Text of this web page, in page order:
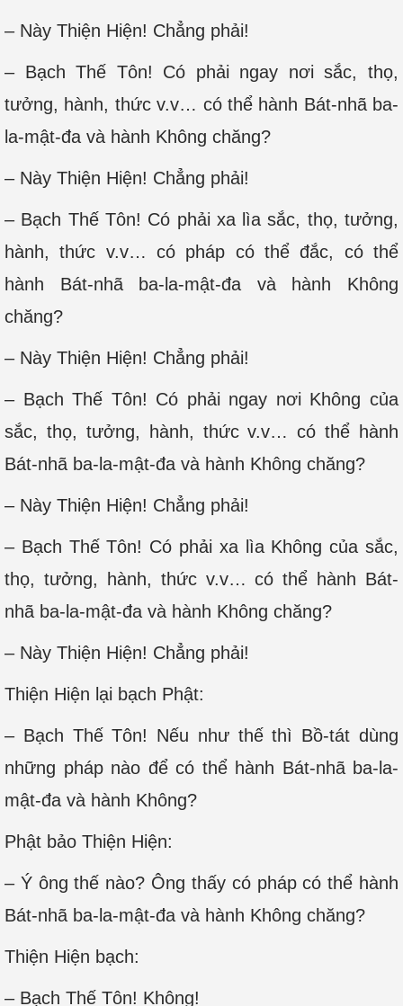
– Này Thiện Hiện! Chẳng phải!
– Bạch Thế Tôn! Có phải ngay nơi sắc, thọ,
tưởng, hành, thức v.v… có thể hành Bát-nhã ba-
la-mật-đa và hành Không chăng?
– Này Thiện Hiện! Chẳng phải!
– Bạch Thế Tôn! Có phải xa lìa sắc, thọ, tưởng,
hành, thức v.v… có pháp có thể đắc, có thể
hành Bát-nhã ba-la-mật-đa và hành Không
chăng?
– Này Thiện Hiện! Chẳng phải!
– Bạch Thế Tôn! Có phải ngay nơi Không của
sắc, thọ, tưởng, hành, thức v.v… có thể hành
Bát-nhã ba-la-mật-đa và hành Không chăng?
– Này Thiện Hiện! Chẳng phải!
– Bạch Thế Tôn! Có phải xa lìa Không của sắc,
thọ, tưởng, hành, thức v.v… có thể hành Bát-
nhã ba-la-mật-đa và hành Không chăng?
– Này Thiện Hiện! Chẳng phải!
Thiện Hiện lại bạch Phật:
– Bạch Thế Tôn! Nếu như thế thì Bồ-tát dùng
những pháp nào để có thể hành Bát-nhã ba-la-
mật-đa và hành Không?
Phật bảo Thiện Hiện:
– Ý ông thế nào? Ông thấy có pháp có thể hành
Bát-nhã ba-la-mật-đa và hành Không chăng?
Thiện Hiện bạch:
– Bạch Thế Tôn! Không!